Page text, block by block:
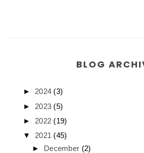
BLOG
► 2024 (3)
► 2023 (5)
► 2022 (19)
▼ 2021 (45)
► December (2)